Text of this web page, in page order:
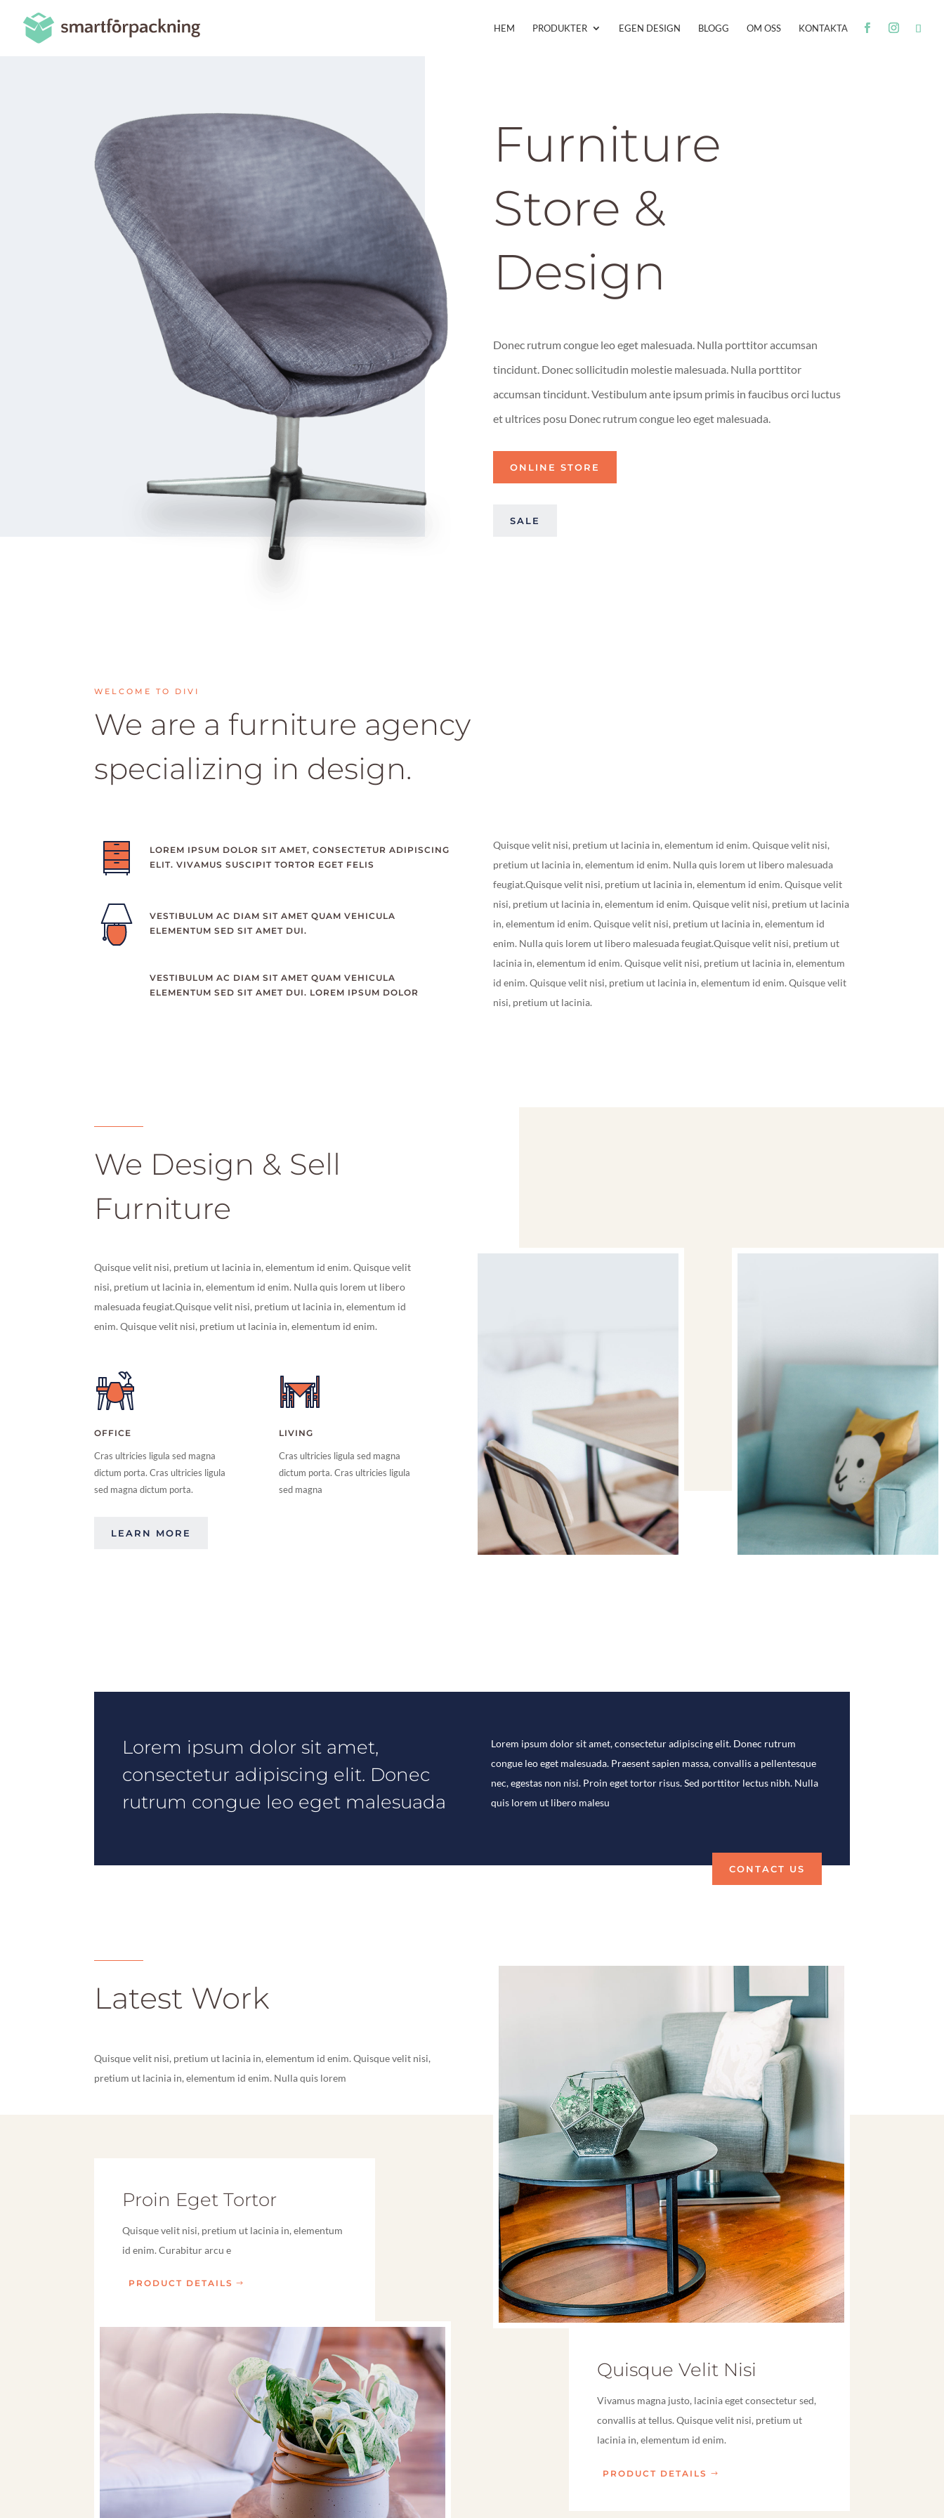
HEM PRODUKTER EGEN DESIGN BLOGG OM OSS KONTAKTA
Furniture
Store &
Design
Donec rutrum congue leo eget malesuada. Nulla porttitor accumsan
tincidunt. Donec sollicitudin molestie malesuada. Nulla porttitor
accumsan tincidunt. Vestibulum ante ipsum primis in faucibus orci luctus
et ultrices posu Donec rutrum congue leo eget malesuada.
ONLINE STORE
SALE
WELCOME TO DIVI
We are a furniture agency
specializing in design.
LOREM IPSUM DOLOR SIT AMET, CONSECTETUR ADIPISCING
ELIT. VIVAMUS SUSCIPIT TORTOR EGET FELIS
VESTIBULUM AC DIAM SIT AMET QUAM VEHICULA
ELEMENTUM SED SIT AMET DUI.
VESTIBULUM AC DIAM SIT AMET QUAM VEHICULA
ELEMENTUM SED SIT AMET DUI. LOREM IPSUM DOLOR
Quisque velit nisi, pretium ut lacinia in, elementum id enim. Quisque velit nisi,
pretium ut lacinia in, elementum id enim. Nulla quis lorem ut libero malesuada
feugiat.Quisque velit nisi, pretium ut lacinia in, elementum id enim. Quisque velit
nisi, pretium ut lacinia in, elementum id enim. Quisque velit nisi, pretium ut lacinia
in, elementum id enim. Quisque velit nisi, pretium ut lacinia in, elementum id
enim. Nulla quis lorem ut libero malesuada feugiat.Quisque velit nisi, pretium ut
lacinia in, elementum id enim. Quisque velit nisi, pretium ut lacinia in, elementum
id enim. Quisque velit nisi, pretium ut lacinia in, elementum id enim. Quisque velit
nisi, pretium ut lacinia.
We Design & Sell
Furniture
Quisque velit nisi, pretium ut lacinia in, elementum id enim. Quisque velit
nisi, pretium ut lacinia in, elementum id enim. Nulla quis lorem ut libero
malesuada feugiat.Quisque velit nisi, pretium ut lacinia in, elementum id
enim. Quisque velit nisi, pretium ut lacinia in, elementum id enim.
OFFICE
Cras ultricies ligula sed magna
dictum porta. Cras ultricies ligula
sed magna dictum porta.
LIVING
Cras ultricies ligula sed magna
dictum porta. Cras ultricies ligula
sed magna
LEARN MORE
Lorem ipsum dolor sit amet,
consectetur adipiscing elit. Donec
rutrum congue leo eget malesuada
Lorem ipsum dolor sit amet, consectetur adipiscing elit. Donec rutrum
congue leo eget malesuada. Praesent sapien massa, convallis a pellentesque
nec, egestas non nisi. Proin eget tortor risus. Sed porttitor lectus nibh. Nulla
quis lorem ut libero malesu
CONTACT US
Latest Work
Quisque velit nisi, pretium ut lacinia in, elementum id enim. Quisque velit nisi,
pretium ut lacinia in, elementum id enim. Nulla quis lorem
Proin Eget Tortor
Quisque velit nisi, pretium ut lacinia in, elementum
id enim. Curabitur arcu e
PRODUCT DETAILS
Quisque Velit Nisi
Vivamus magna justo, lacinia eget consectetur sed,
convallis at tellus. Quisque velit nisi, pretium ut
lacinia in, elementum id enim.
PRODUCT DETAILS